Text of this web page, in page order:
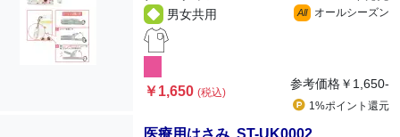
男女共用
All オールシーズン
￥1,650(税込)
参考価格￥1,650-
1%ポイント 還元